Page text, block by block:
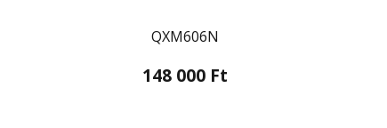
QXM606N
148 000 Ft